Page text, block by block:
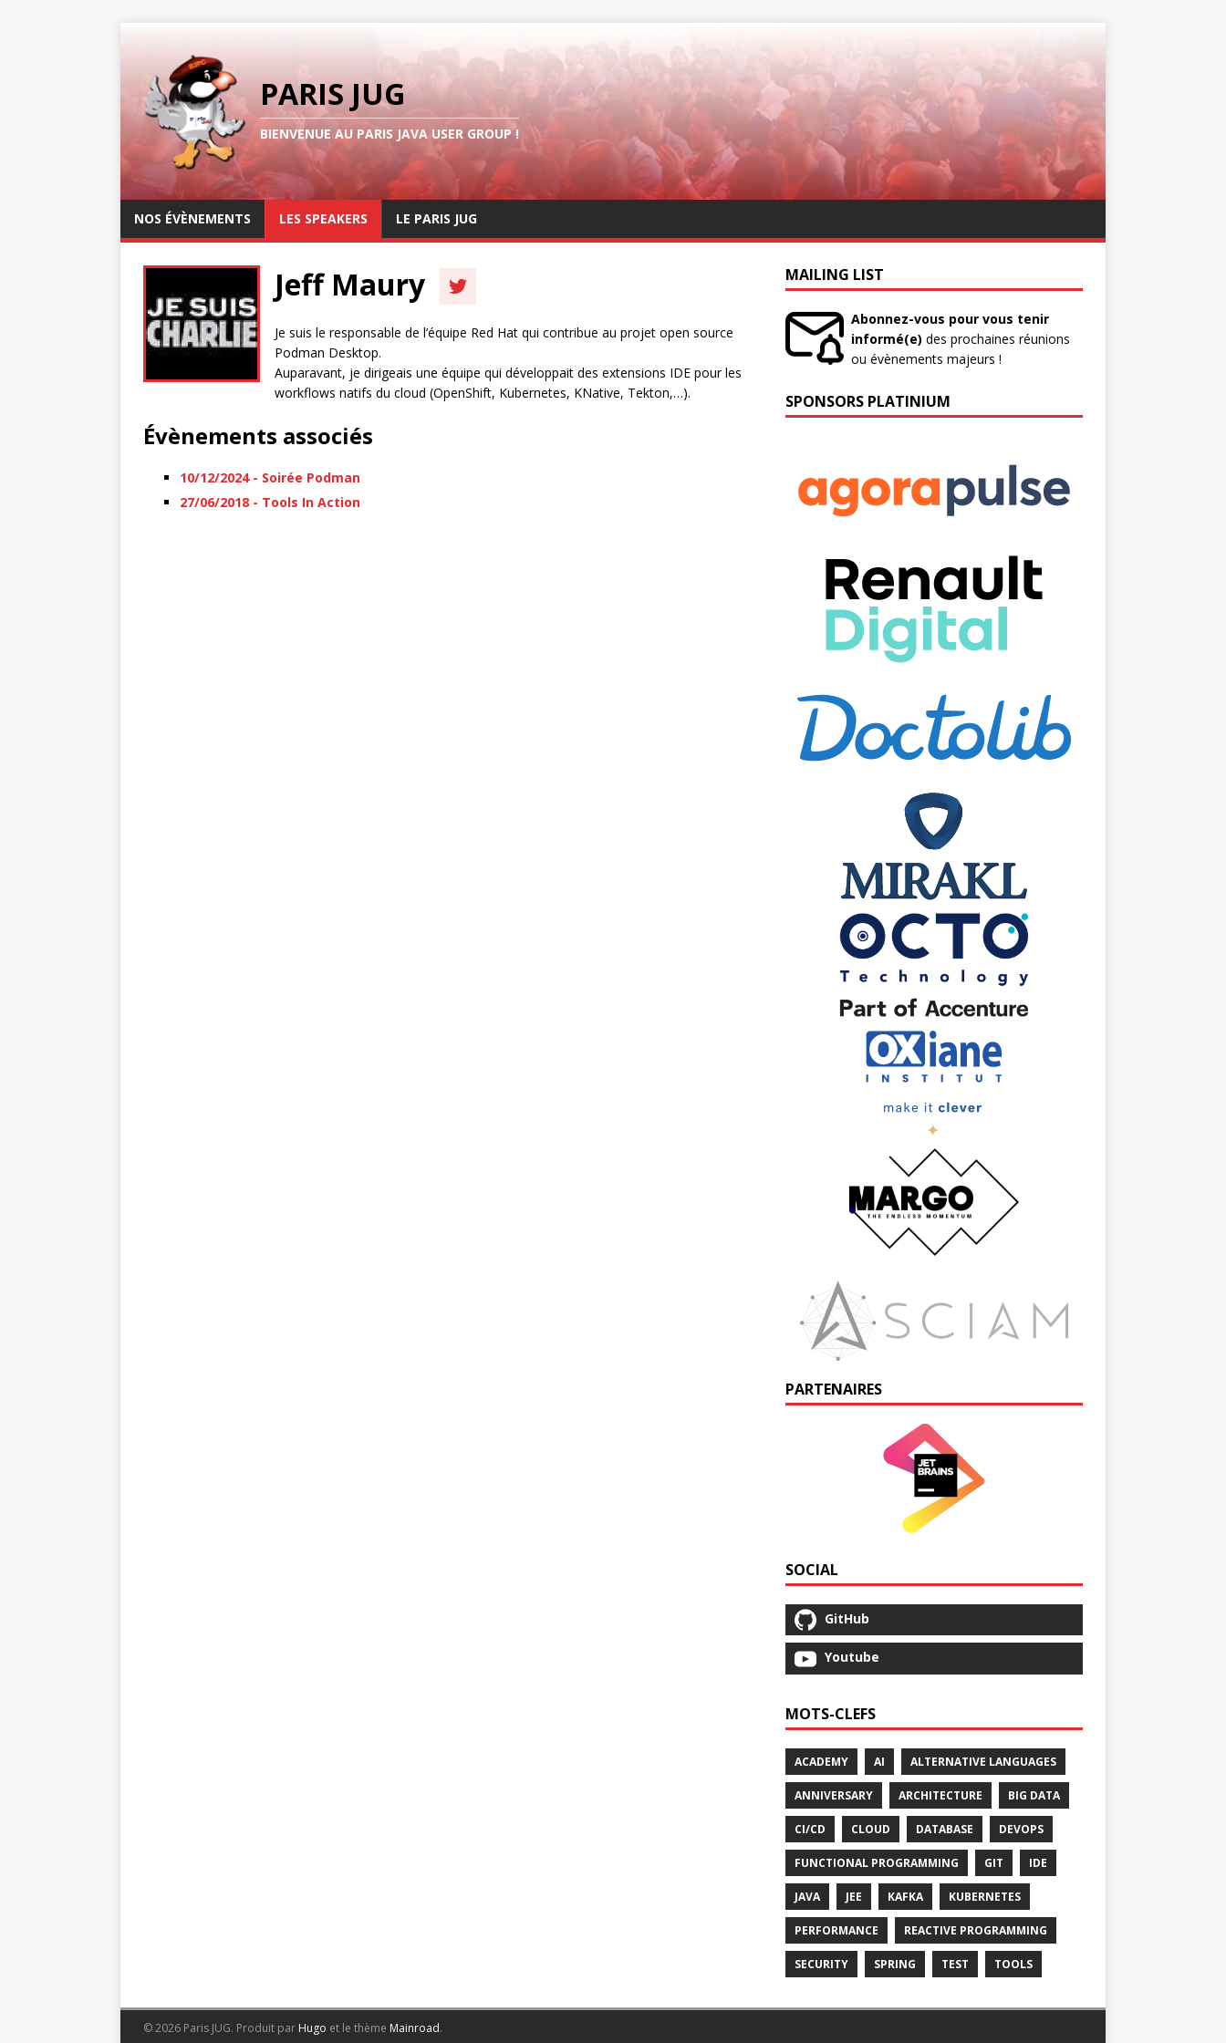
PARIS JUG
BIENVENUE AU PARIS JAVA USER GROUP !
NOS ÉVÈNEMENTS LES SPEAKERS LE PARIS JUG
Jeff Maury
Je suis le responsable de l’équipe Red Hat qui contribue au projet open source
Podman Desktop.
Auparavant, je dirigeais une équipe qui développait des extensions IDE pour les
workflows natifs du cloud (OpenShift, Kubernetes, KNative, Tekton,…).
Évènements associés
10/12/2024 - Soirée Podman
27/06/2018 - Tools In Action
MAILING LIST
Abonnez-vous pour vous tenir
informé(e) des prochaines réunions
ou évènements majeurs !
SPONSORS PLATINIUM
PARTENAIRES
SOCIAL
GitHub
Youtube
MOTS-CLEFS
ACADEMY AI ALTERNATIVE LANGUAGES
ANNIVERSARY ARCHITECTURE BIG DATA
CI/CD CLOUD DATABASE DEVOPS
FUNCTIONAL PROGRAMMING GIT IDE
JAVA JEE KAFKA KUBERNETES
PERFORMANCE REACTIVE PROGRAMMING
SECURITY SPRING TEST TOOLS
© 2026 Paris JUG. Produit par Hugo et le thème Mainroad.